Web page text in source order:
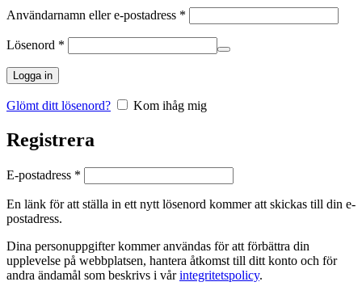
Användarnamn eller e-postadress *
Lösenord *
Logga in
Glömt ditt lösenord? Kom ihåg mig
Registrera
E-postadress *
En länk för att ställa in ett nytt lösenord kommer att skickas till din e-
postadress.
Dina personuppgifter kommer användas för att förbättra din
upplevelse på webbplatsen, hantera åtkomst till ditt konto och för
andra ändamål som beskrivs i vårintegritetspolicy.